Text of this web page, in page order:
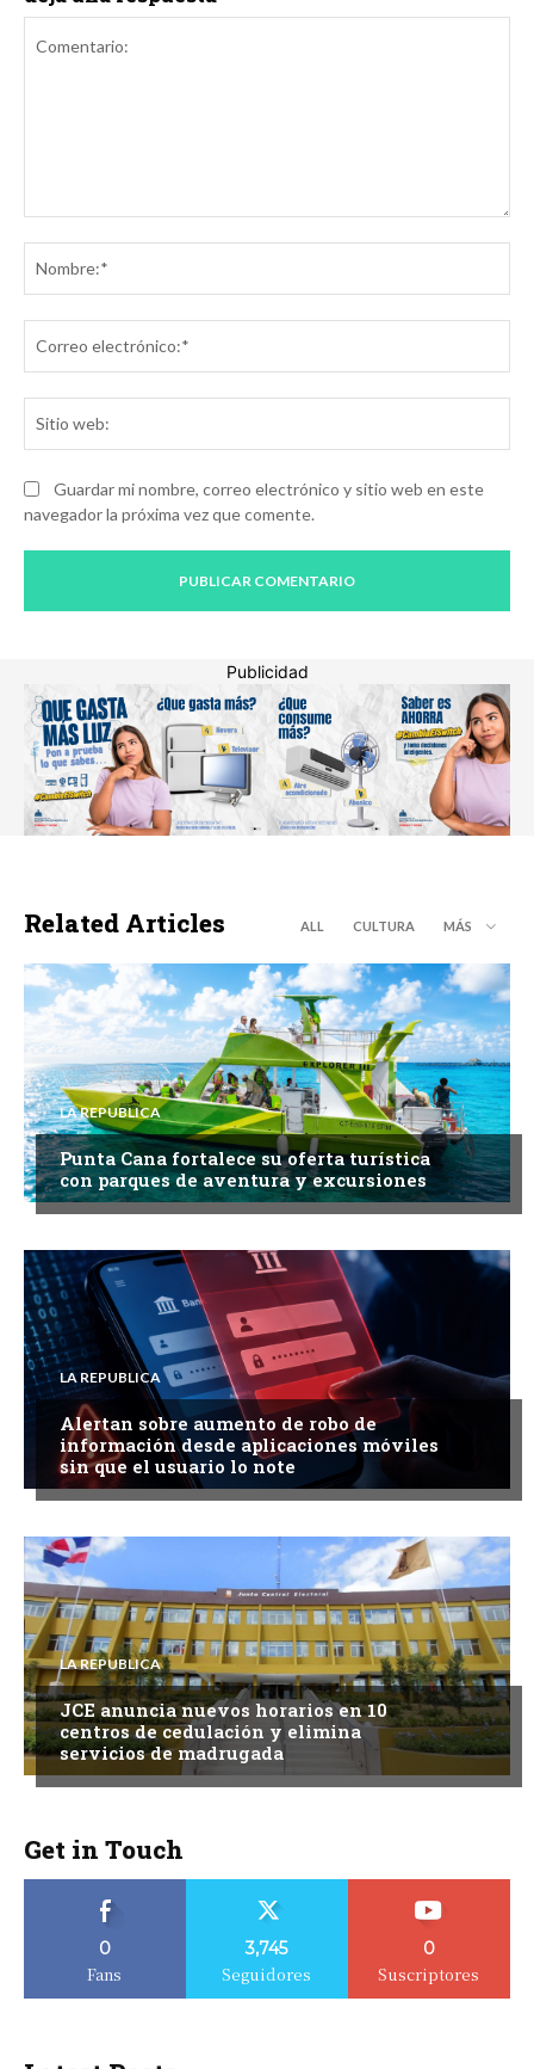
Guardar mi nombre, correo electrónico y sitio web en este
navegador la próxima vez que comente.
Publicidad
Related Articles ALL CULTURA MÁS
LA REPUBLICA
Punta Cana fortalece su oferta turística
con parques de aventura y excursiones
LA REPUBLICA
Alertan sobre aumento de robo de
información desde aplicaciones móviles
sin que el usuario lo note
LA REPUBLICA
JCE anuncia nuevos horarios en 10
centros de cedulación y elimina
servicios de madrugada
Get in Touch
0
Fans
3,745
Seguidores
0
Suscriptores